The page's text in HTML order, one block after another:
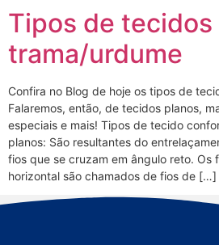
Tipos de
trama/urdume
Confira no Blog de hoje os tipos de
Falaremos, então, de tecidos planos,
especiais e mais! Tipos de tecido
planos: São resultantes do
fios que se cruzam em ângulo reto. Os
horizontal são chamados de fios de […]